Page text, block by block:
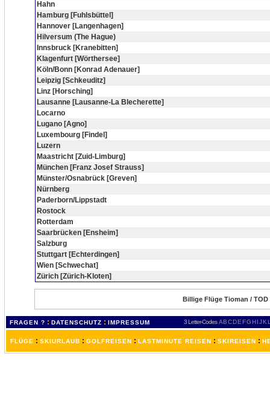
Hahn
Hamburg [Fuhlsbüttel]
Hannover [Langenhagen]
Hilversum (The Hague)
Innsbruck [Kranebitten]
Klagenfurt [Wörthersee]
Köln/Bonn [Konrad Adenauer]
Leipzig [Schkeuditz]
Linz [Horsching]
Lausanne [Lausanne-La Blecherette]
Locarno
Lugano [Agno]
Luxembourg [Findel]
Luzern
Maastricht [Zuid-Limburg]
München [Franz Josef Strauss]
Münster/Osnabrück [Greven]
Nürnberg
Paderborn/Lippstadt
Rostock
Rotterdam
Saarbrücken [Ensheim]
Salzburg
Stuttgart [Echterdingen]
Wien [Schwechat]
Zürich [Zürich-Kloten]
Billige Flüge Tioman /
FRAGEN ? : DATENSCHUTZ : IMPRESSUM 3 Letter-Codes ABCDEFGH IJKL
FLÜGE : SKIURLAUB : GOLFREISEN : LASTMINUTE REISEN : SKIREISEN :